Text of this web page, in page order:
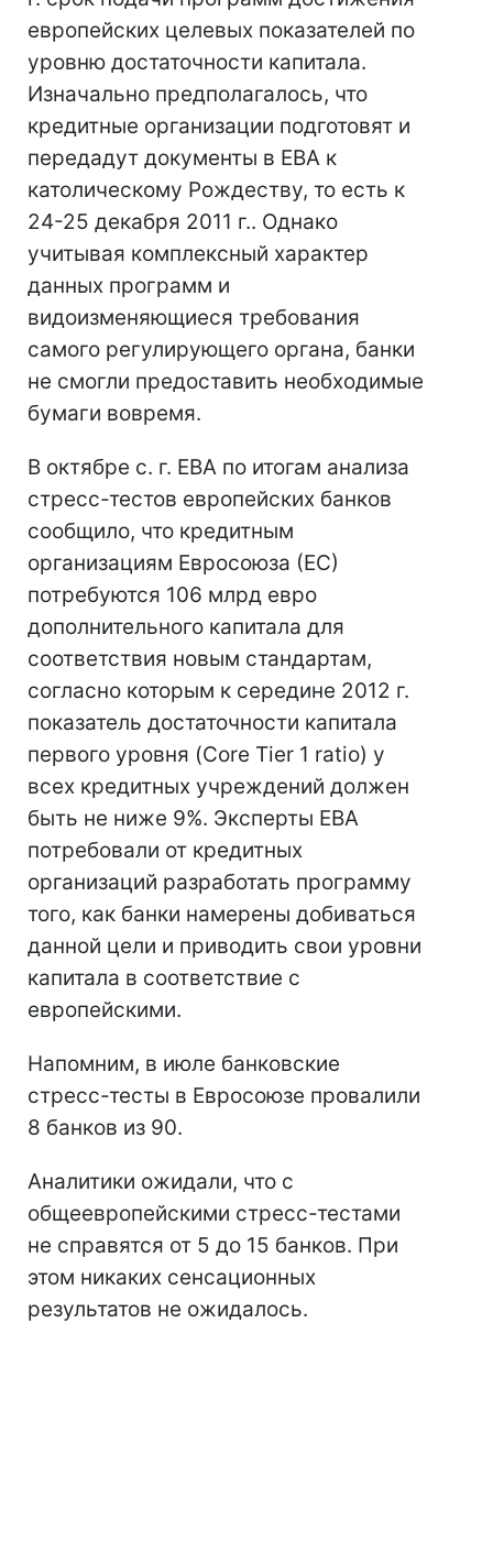
европейских целевых показателей по
уровню достаточности капитала.
Изначально предполагалось, что
кредитные организации подготовят и
передадут документы в EBA к
католическому Рождеству, то есть к
24-25 декабря 2011 г.. Однако
учитывая комплексный характер
данных программ и
видоизменяющиеся требования
самого регулирующего органа, банки
не смогли предоставить необходимые
бумаги вовремя.
В октябре с. г. EBA по итогам анализа
стресс-тестов европейских банков
сообщило, что кредитным
организациям Евросоюза (ЕС)
потребуются 106 млрд евро
дополнительного капитала для
соответствия новым стандартам,
согласно которым к середине 2012 г.
показатель достаточности капитала
первого уровня (Core Tier 1 ratio) у
всех кредитных учреждений должен
быть не ниже 9%. Эксперты EBA
потребовали от кредитных
организаций разработать программу
того, как банки намерены добиваться
данной цели и приводить свои уровни
капитала в соответствие с
европейскими.
Напомним, в июле банковские
стресс-тесты в Евросоюзе провалили
8 банков из 90.
Аналитики ожидали, что с
общеевропейскими стресс-тестами
не справятся от 5 до 15 банков. При
этом никаких сенсационных
результатов не ожидалось.